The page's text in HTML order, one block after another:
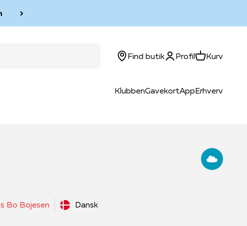
KlubbenGavekortAppErhverv
Find butikLog ind
ProfilKurvKurv
Bo Bojesen Dansk